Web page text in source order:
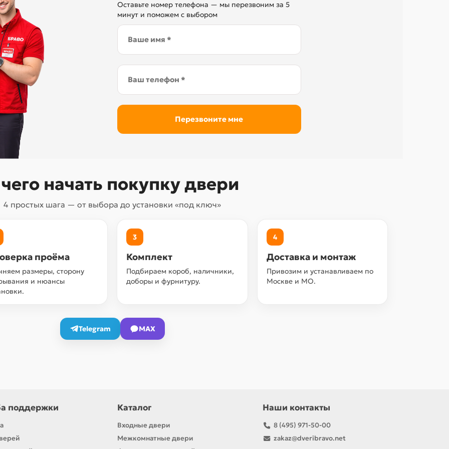
Оставьте номер телефона — мы перезвоним за 5
минут и поможем с выбором
начать покупку двери
4 простых шага — от выбора до установки «под ключ»
проёма
размеры, сторону
и нюансы
3
Комплект
Подбираем короб, наличники,
доборы и фурнитуру.
4
Доставка и монтаж
Привозим и устанавливаем по
Москве и МО.
Telegram MAX
поддержки Каталог
Входные двери
Межкомнатные двери
Наши контакты
8 (495) 971-50-00
zakaz@dveribravo.net